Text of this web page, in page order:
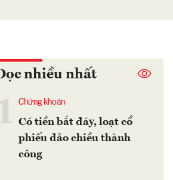
nhiều nhất
Chứng khoán
Có tiền bắt đáy, loạt cổ
phiếu đảo chiều thành
công